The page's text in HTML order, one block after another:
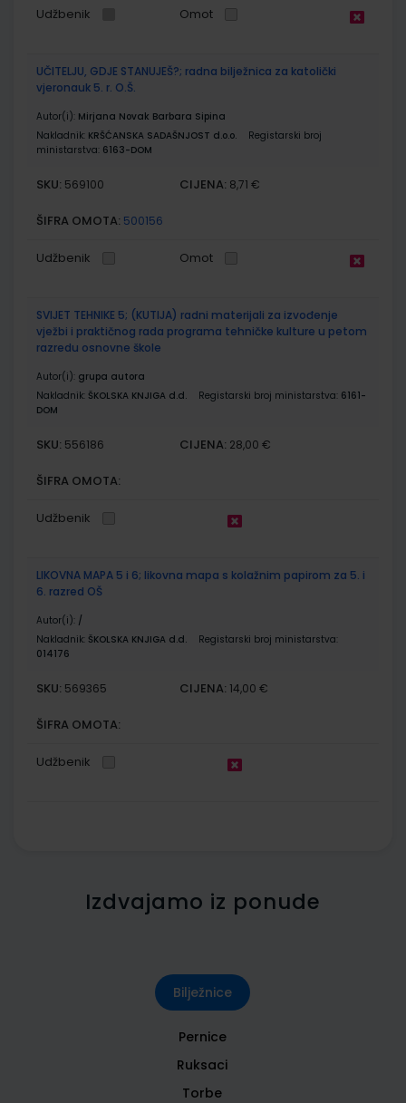
Udžbenik Omot
UČITELJU, GDJE STANUJEŠ?; radna bilježnica za katolički
vjeronauk 5. r. O.Š.
Autor(i): Mirjana Novak Barbara Sipina
Nakladnik: KRŠĆANSKA SADAŠNJOST d.o.o.
Registarski broj
ministarstva: 6163-DOM
SKU: 569100 CIJENA: 8,71 €
ŠIFRA OMOTA: 500156
Udžbenik Omot
SVIJET TEHNIKE 5; (KUTIJA) radni materijali za izvođenje
vježbi i praktičnog rada programa tehničke kulture u petom
razredu osnovne škole
Autor(i): grupa autora
Nakladnik: ŠKOLSKA KNJIGA d.d. Registarski broj ministarstva: 6161-
DOM
SKU: 556186 CIJENA: 28,00 €
ŠIFRA OMOTA:
Udžbenik
LIKOVNA MAPA 5 i 6; likovna mapa s kolažnim papirom za 5. i
6. razred OŠ
Autor(i): /
Nakladnik: ŠKOLSKA KNJIGA d.d.
Registarski broj ministarstva:
014176
SKU: 569365 CIJENA: 14,00 €
ŠIFRA OMOTA:
Udžbenik
Izdvajamo iz ponude
Bilježnice
Pernice
Ruksaci
Torbe